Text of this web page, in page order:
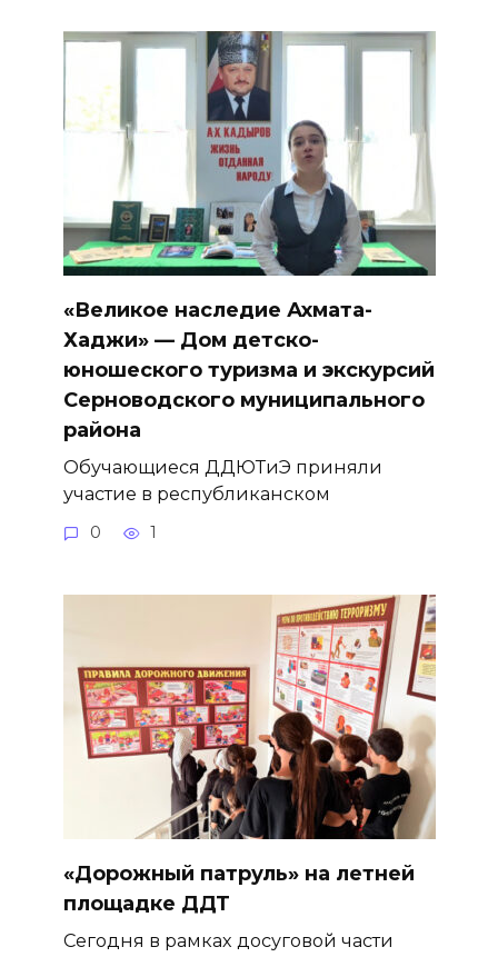
«Великое наследие Ахмата-
Хаджи» — Дом детско-
юношеского туризма и экскурсий
Серноводского муниципального
района
Обучающиеся ДДЮТиЭ приняли
участие в республиканском
0 1
«Дорожный патруль» на летней
площадке ДДТ
Сегодня в рамках досуговой части